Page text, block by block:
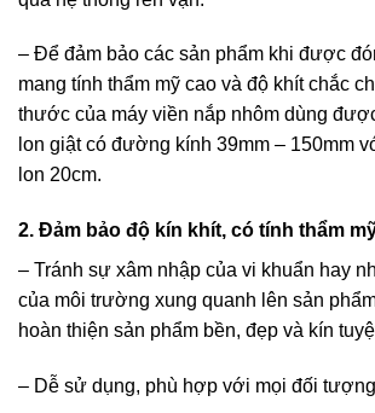
– Để đảm bảo các sản phẩm khi được
mang tính thẩm mỹ cao và độ khít chắc
thước của máy viền nắp nhôm dùng
lon giật có đường kính 39mm – 150mm
lon 20cm.
2. Đảm bảo độ kín khít, có tính thẩm
– Tránh sự xâm nhập của vi khuẩn hay
của môi trường xung quanh lên sản
hoàn thiện sản phẩm bền, đẹp và kín
– Dễ sử dụng, phù hợp với mọi đối tượng